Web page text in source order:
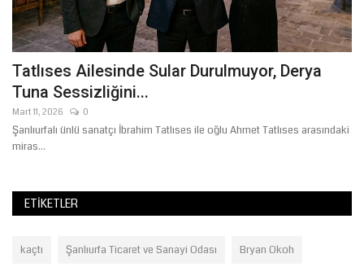
Tatlıses Ailesinde Sular Durulmuyor, Derya
Tuna Sessizliğini...
Mart 11, 2026 0
Şanlıurfalı ünlü sanatçı İbrahim Tatlıses ile oğlu Ahmet Tatlıses arasındaki
miras...
ETIKETLER
kaçtı Şanlıurfa Ticaret ve Sanayi Odası Bryan Okoh